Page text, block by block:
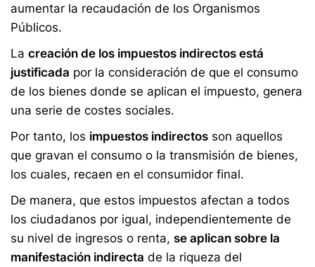
aumentar la recaudación de los Organismos
Públicos.
La creación de los impuestos indirectos está
justificada por la consideración de que el consumo
de los bienes donde se aplican el impuesto, genera
una serie de costes sociales.
Por tanto, los impuestos indirectos son aquellos
que gravan el consumo o la transmisión de bienes,
los cuales, recaen en el consumidor final.
De manera, que estos impuestos afectan a todos
los ciudadanos por igual, independientemente de
su nivel de ingresos o renta, se aplican sobre la
manifestación indirecta de la riqueza del